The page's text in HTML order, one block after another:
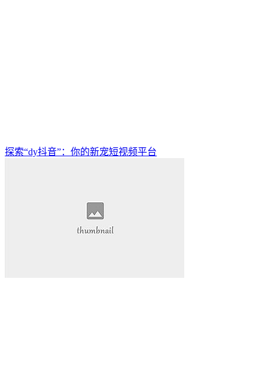
探索“dy抖音”：你的新宠短视频平台